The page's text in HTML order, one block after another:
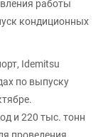
работы
кондиционных
Idemitsu
по выпуску
и 220 тыс. тонн